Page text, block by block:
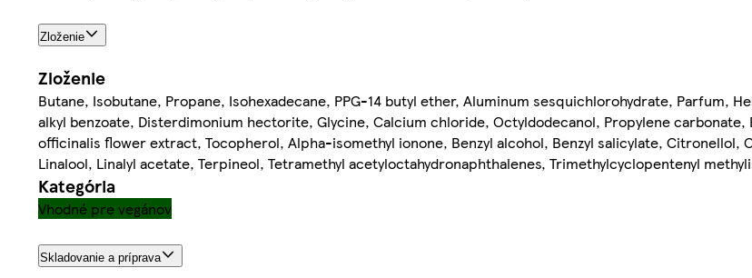
Zloženie
Zloženie
Butane, Isobutane, Propane, Isohexadecane, PPG-14 butyl ether, Aluminum sesquichlorohydrate, Parfum,
alkyl benzoate, Disterdimonium hectorite, Glycine, Calcium chloride, Octyldodecanol, Propylene carbonate,
officinalis flower extract, Tocopherol, Alpha-isomethyl ionone, Benzyl alcohol, Benzyl salicylate, Citronellol,
Linalool, Linalyl acetate, Terpineol, Tetramethyl acetyloctahydronaphthalenes, Trimethylcyclopentenyl
Kategória
Vhodné pre vegánov
Skladovanie a príprava